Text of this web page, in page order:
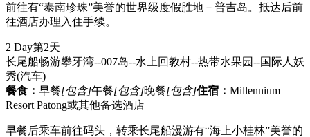
前往有“泰南珍珠”美誉的世界级度假胜地－普吉岛。抵达后前
往酒店办理入住手续。
2 Day第2天
长尾船畅游攀牙湾--007岛--水上回教村--热带水果园--国际人妖
秀(汽车)
餐食： 早餐[包含]午餐[包含]晚餐[包含]住宿： Millennium
Resort Patong或其他备选酒店
早餐后乘车前往码头，转乘长尾船漫游有“海上小桂林”美誉的